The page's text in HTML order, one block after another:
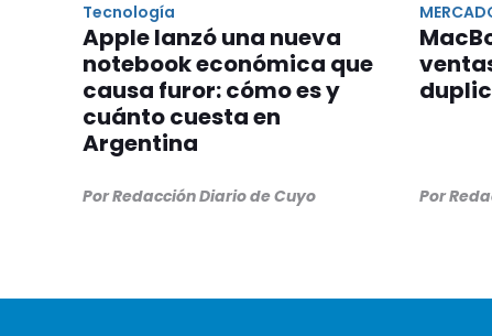
Tecnología
Apple lanzó una nueva
notebook económica que
causa furor: cómo es y
cuánto cuesta en
Argentina
Por Redacción Diario de Cuyo Por